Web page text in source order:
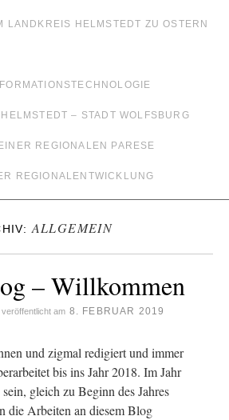
LANDKREIS HELMSTEDT ZU OSTERN
– STADT WOLFSBURG
REGIONALEN PARESE
REGIONALENTWICKLUNG
ALLGEMEIN
– Willkommen
veröffentlicht am 8. FEBRUAR 2019
und zigmal redigiert und immer
bis ins Jahr 2018. Im Jahr
gleich zu Beginn des Jahres
die Arbeiten an diesem Blog